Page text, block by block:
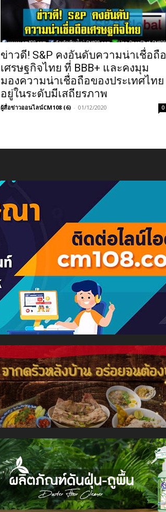
ข่าวดี! S&P คงอันดับความน่าเชื่อถือ
เศรษฐกิจไทย ที่ BBB+ และคงมุม
มองความน่าเชื่อถือของประเทศไทย
อยู่ในระดับมีเสถียรภาพ
ผู้สื่อข่าวออนไลน์CM108 (6) - 01/12/2020 0